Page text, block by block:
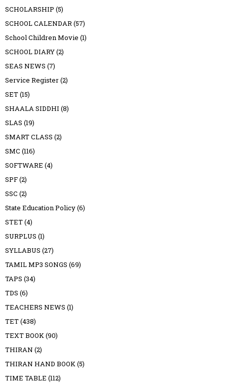
SCHOLARSHIP (5)
SCHOOL CALENDAR(57)
School Children Movie (1)
SCHOOL DIARY(2)
SEAS NEWS (7)
Service Register(2)
SET(15)
SHAALA SIDDHI (8)
SLAS (19)
SMART CLASS (2)
SMC (116)
SOFTWARE (4)
SPF(2)
SSC (2)
State Education Policy(6)
STET(4)
SURPLUS (1)
SYLLABUS (27)
TAMIL MP3 SONGS (69)
TAPS (34)
TDS (6)
TEACHERS NEWS (1)
TET(438)
TEXT BOOK(90)
THIRAN (2)
THIRAN HAND BOOK(5)
TIME TABLE (112)